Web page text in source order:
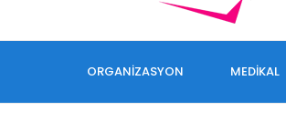
ORGANİZASYON MEDİKAL